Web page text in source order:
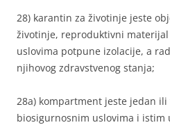
28) karantin za životinje jeste
životinje, reproduktivni
uslovima potpune izolacije, a
njihovog zdravstvenog stanja;
28a) kompartment jeste jedan
biosigurnosnim uslovima i istim